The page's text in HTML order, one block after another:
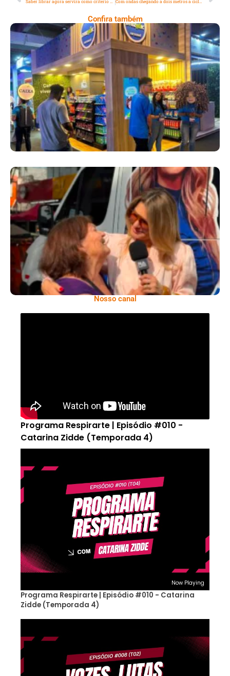
Confira também
Cencosud Promove Inovação No Brasil
Com A Participação Do Prezunic No Rio
Innovation Week 2026
​Segurança Pública Lidera Queixas De
Moradores Do Rio Em Escuta Promovida Por
Antônia Fontenelle
Nosso canal
Programa Respirarte | Episódio #010 -
Catarina Zidde (Temporada 4)
Now Playing
Programa Respirarte | Episódio #010 - Catarina
Zidde (Temporada 4)